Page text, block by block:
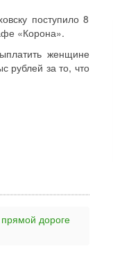
поступило 8
«Корона».
женщине
рублей за то, что
дороге